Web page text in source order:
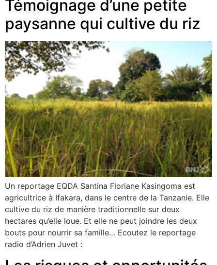
Témoignage d’une petite
paysanne qui cultive du riz
Un reportage EQDA Santina Floriane Kasingoma est
agricultrice à Ifakara, dans le centre de la Tanzanie. Elle
cultive du riz de manière traditionnelle sur deux
hectares qu’elle loue. Et elle ne peut joindre les deux
bouts pour nourrir sa famille… Ecoutez le reportage
radio d’Adrien Juvet :